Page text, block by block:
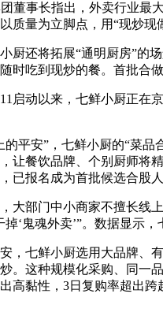
事长指出，外卖行业最大
质量为立脚点，用“现炒现
还将拓展“通明厨房”的场
时吃到现炒的餐。首批合
动以来，七鲜小厨正在京
安”，七鲜小厨的“菜品
让餐饮品牌、个别厨师将
已报名成为首批候选合股人
部门中小商家不擅长线上
‘鬼魂外卖’”。数据显示
七鲜小厨选用大品牌、有
。这种规模化采购、同一
高黏性，3日复购率超出跨